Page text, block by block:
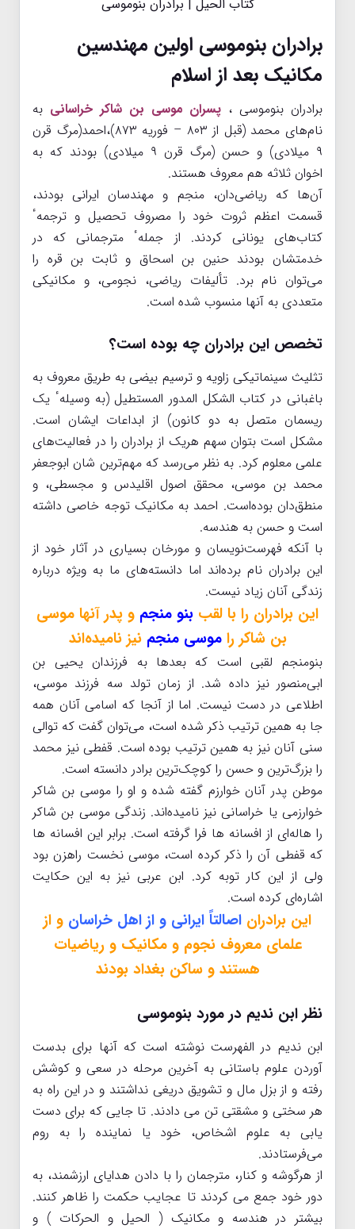
کتاب الحیل | برادران بنوموسی
برادران بنوموسی اولین مهندسین
مکانیک بعد از اسلام
برادران بنوموسی ، پسران موسی بن شاکر خراسانی به
نام‌های محمد (قبل از ۸۰۳ – فوریه ۸۷۳)،احمد(مرگ قرن
۹ میلادی) و حسن (مرگ قرن ۹ میلادی) بودند که به
اخوان ثلاثه هم معروف هستند.
آن‌ها که ریاضی‌دان، منجم و مهندسان ایرانی بودند،
قسمت اعظم ثروت خود را مصروف تحصیل و ترجمهٴ
کتاب‌های یونانی کردند. از جملهٴ مترجمانی که در
خدمتشان بودند حنین بن اسحاق و ثابت بن قره را
می‌توان نام برد. تألیفات ریاضی، نجومی، و مکانیکی
متعددی به آنها منسوب شده است.
تخصص این برادران چه بوده است؟
تثلیث سینماتیکی زاویه و ترسیم بیضی به طریق معروف به
باغبانی در کتاب الشکل المدور المستطیل (به وسیلهٴ یک
ریسمان متصل به دو کانون) از ابداعات ایشان است.
مشکل است بتوان سهم هریک از برادران را در فعالیت‌های
علمی معلوم کرد. به نظر می‌رسد که مهم‌ترین شان ابوجعفر
محمد بن موسی، محقق اصول اقلیدس و مجسطی، و
منطق‌دان بوده‌است. احمد به مکانیک توجه خاصی داشته
است و حسن به هندسه.
با آنکه فهرست‌نویسان و مورخان بسیاری در آثار خود از
این برادران نام برده‌اند اما دانسته‌های ما به ویژه درباره
زندگی آنان زیاد نیست.
این برادران را با لقب بنو منجم و پدر آنها موسی
بن شاکر راموسی منجم نیز نامیده‌اند
بنومنجم لقبی است که بعدها به فرزندان یحیی بن
ابی‌منصور نیز داده شد. از زمان تولد سه فرزند موسی،
اطلاعی در دست نیست. اما از آنجا که اسامی آنان همه
جا به همین ترتیب ذکر شده است، می‌توان گفت که توالی
سنی آنان نیز به همین ترتیب بوده است. قفطی نیز محمد
را بزرگ‌ترین و حسن را کوچک‌ترین برادر دانسته است.
موطن پدر آنان خوارزم گفته شده و او را موسی بن شاکر
خوارزمی یا خراسانی نیز نامیده‌اند. زندگی موسی بن شاکر
را هاله‌ای از افسانه ها فرا گرفته است. برابر این افسانه ها
که قفطی آن را ذکر کرده است، موسی نخست راهزن بود
ولی از این کار توبه کرد. ابن عربی نیز به این حکایت
اشاره‌ای کرده است.
این برادران اصالتاً ایرانی و از اهل خراسان و از
علمای معروف نجوم و مکانیک و ریاضیات
هستند و ساکن بغداد بودند
نظر ابن ندیم در مورد بنوموسی
ابن ندیم در الفهرست نوشته است که آنها برای بدست
آوردن علوم باستانی به آخرین مرحله در سعی و کوشش
رفته و از بزل مال و تشویق دریغی نداشتند و در این راه به
هر سختی و مشقتی تن می دادند. تا جایی که برای دست
یابی به علوم اشخاص، خود یا نماینده را به روم
می‌فرستادند.
از هرگوشه و کنار، مترجمان را با دادن هدایای ارزشمند، به
دور خود جمع می کردند تا عجایب حکمت را ظاهر کنند.
بیشتر در هندسه و مکانیک ( الحیل و الحرکات ) و